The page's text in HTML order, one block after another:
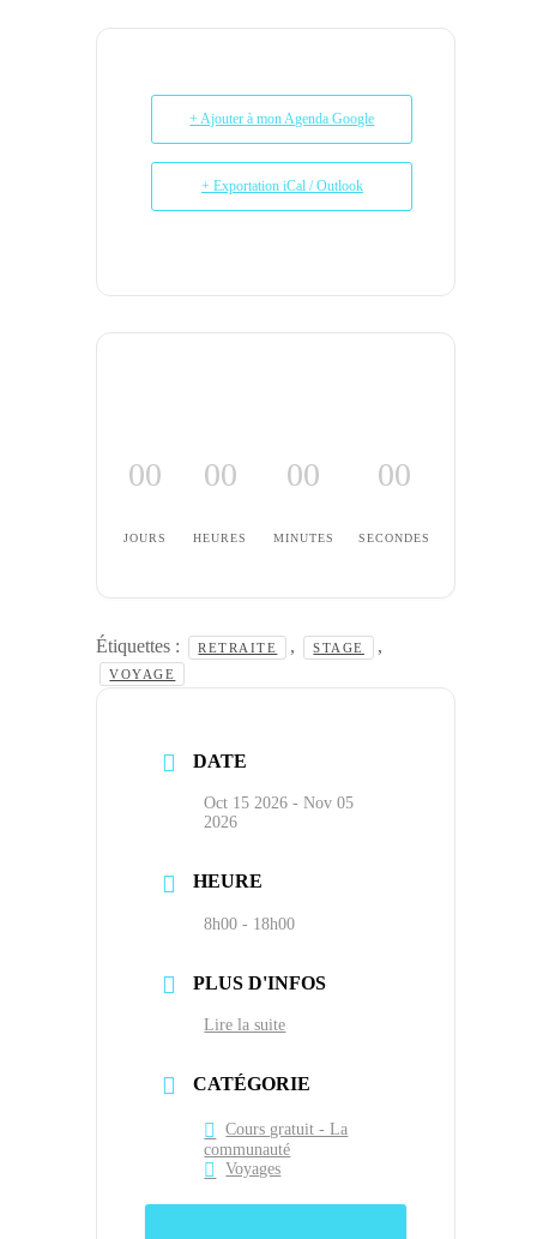
+ Ajouter à mon Agenda Google
+ Exportation iCal / Outlook
00
JOURS
00
HEURES
00
MINUTES
00
SECONDES
Étiquettes : RETRAITE , STAGE ,
VOYAGE
DATE
Oct 15 2026 - Nov 05
2026
HEURE
8h00 - 18h00
PLUS D'INFOS
Lire la suite
CATÉGORIE
Cours gratuit - La
communauté
Voyages